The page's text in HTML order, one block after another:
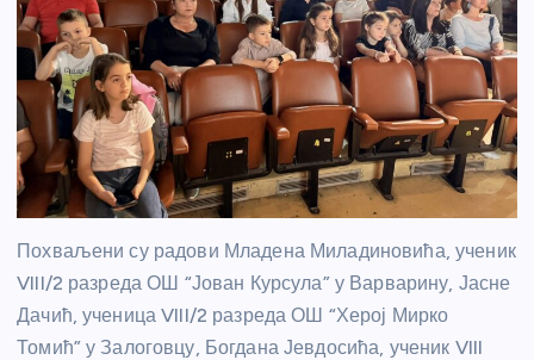
Похваљени су радови Младена Миладиновића, ученик
VIII/2 разреда ОШ “Јован Курсула” у Варварину, Јасне
Дачић, ученица VIII/2 разреда ОШ “Херој Мирко
Томић” у Залоговцу, Богдана Јевдосића, ученик VIII